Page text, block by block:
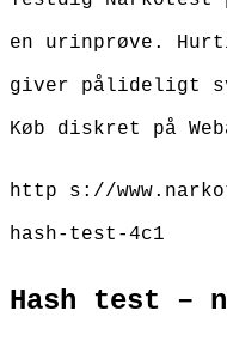
en urinprøve.
giver pålideligt
Køb diskret på
http s://
hash-test-4c1
Hash test –